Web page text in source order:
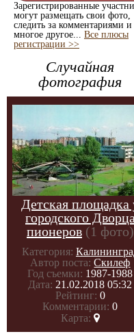
Зарегистрированные
могут размещать свои фото,
следить за комментариями и
многое другое... Все плюсы
регистрации >>
Случайная
фотография
Детская площадка
городского Дворца
пионеров (1 фото)
Категория:
Автор поста: Скилеф
Год съемки: 1987-1988
Дата: 21.02.2018 05:32
Рейтинг: 0
Комментарии: 0
Карта: